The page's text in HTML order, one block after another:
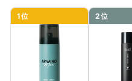
アリミノメン ハード
ジオ スプレー ソリッ
ウェーボ ジュカーラ
1位 2位